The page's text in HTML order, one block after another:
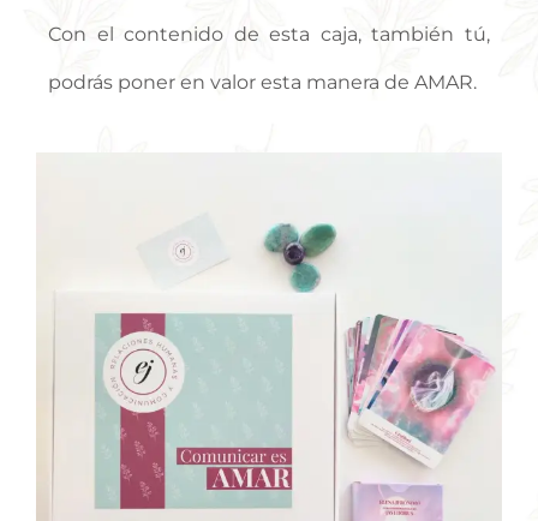
Con el contenido de esta caja, también tú,
podrás poner en valor esta manera de AMAR.